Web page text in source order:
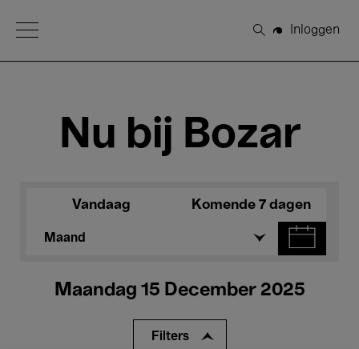
Open Menu
Zoeken
Inloggen
Nu bij Bozar
Vandaag Komende 7 dagen
Maand
Maandag 15 December 2025
Filters